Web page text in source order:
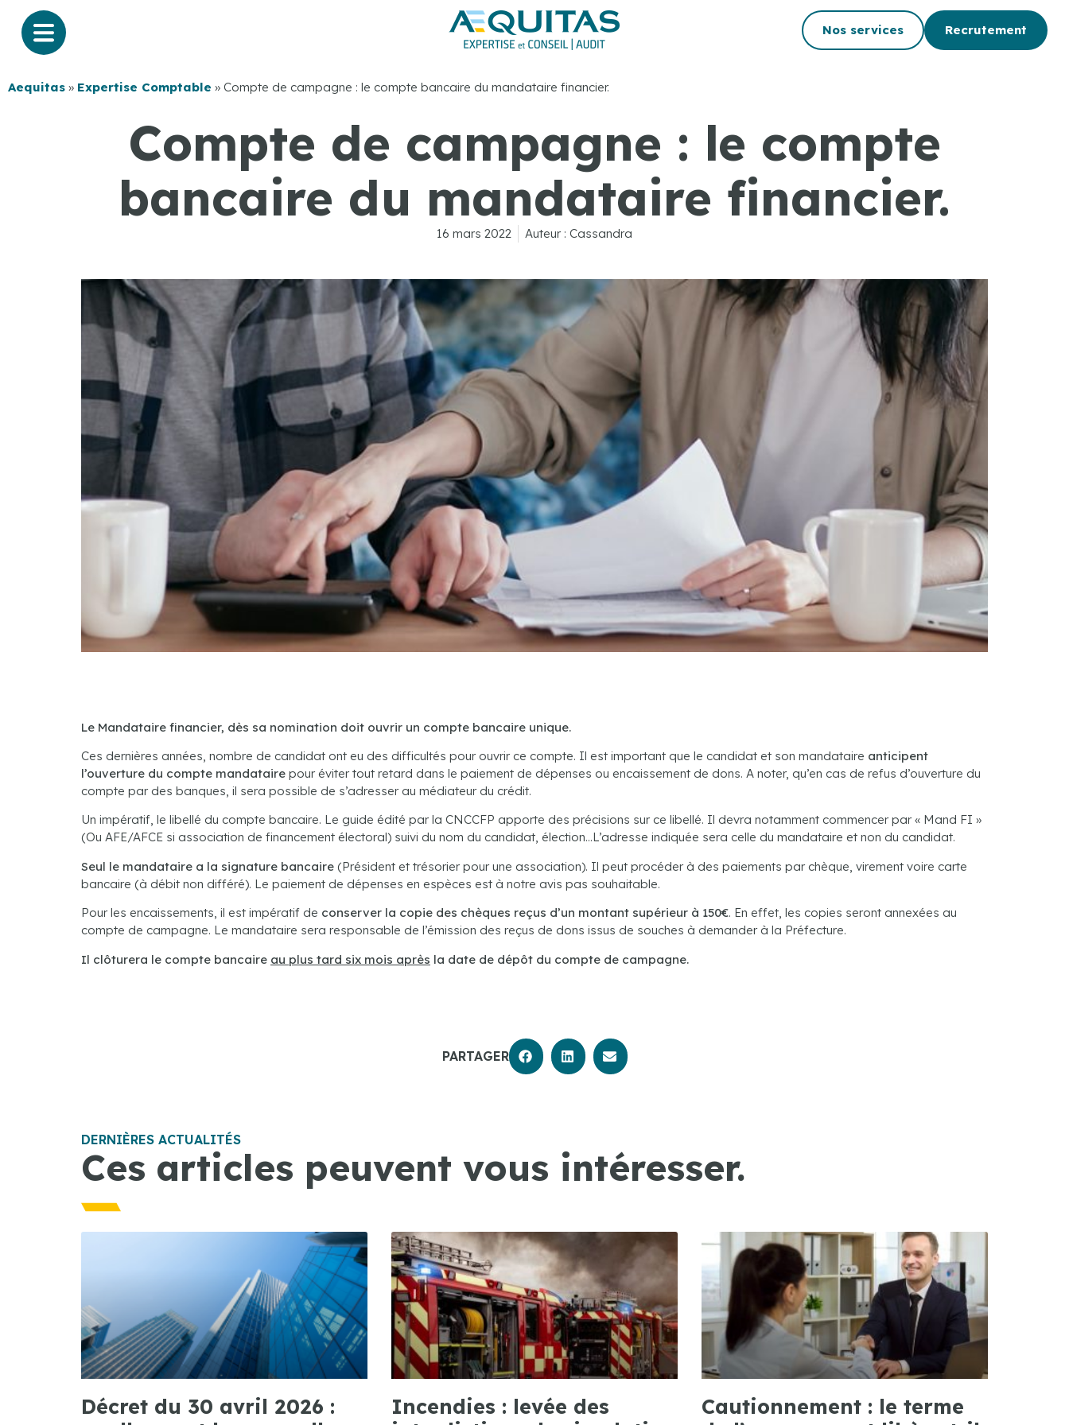
Nos services Recrutement
Aequitas » Expertise Comptable » Compte de campagne : le compte bancaire du mandataire financier.
Compte de campagne : le compte
bancaire du mandataire financier.
16 mars 2022 Auteur : Cassandra
Le Mandataire financier, dès sa nomination doit ouvrir un compte bancaire unique.
Ces dernières années, nombre de candidat ont eu des difficultés pour ouvrir ce compte. Il est important que le candidat et son mandataire anticipent
l’ouverture du compte mandataire pour éviter tout retard dans le paiement de dépenses ou encaissement de dons. A noter, qu’en cas de refus d’ouverture du
compte par des banques, il sera possible de s’adresser au médiateur du crédit.
Un impératif, le libellé du compte bancaire. Le guide édité par la CNCCFP apporte des précisions sur ce libellé. Il devra notamment commencer par « Mand FI »
(Ou AFE/AFCE si association de financement électoral) suivi du nom du candidat, élection…L’adresse indiquée sera celle du mandataire et non du candidat.
Seul le mandataire a la signature bancaire (Président et trésorier pour une association). Il peut procéder à des paiements par chèque, virement voire carte
bancaire (à débit non différé). Le paiement de dépenses en espèces est à notre avis pas souhaitable.
Pour les encaissements, il est impératif de conserver la copie des chèques reçus d’un montant supérieur à 150€. En effet, les copies seront annexées au
compte de campagne. Le mandataire sera responsable de l’émission des reçus de dons issus de souches à demander à la Préfecture.
Il clôturera le compte bancaire au plus tard six mois après la date de dépôt du compte de campagne.
PARTAGER
DERNIÈRES ACTUALITÉS
Ces articles peuvent vous intéresser.
Décret du 30 avril 2026 :
Incendies : levée des
Cautionnement : le terme